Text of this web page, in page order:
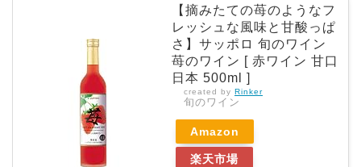
【摘みたての苺のようなフ
レッシュな風味と甘酸っぱ
さ】サッポロ 旬のワイン
苺のワイン [ 赤ワイン 甘口
日本 500ml ]
created by Rinker
旬のワイン
Amazon
楽天市場